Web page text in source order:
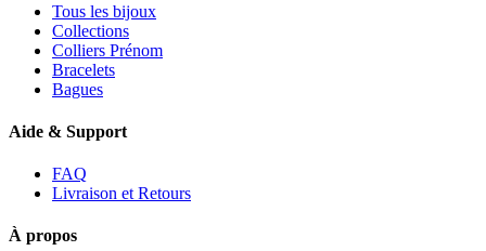
Tous les bijoux
Collections
Colliers Prénom
Bracelets
Bagues
Aide & Support
FAQ
Livraison et Retours
À propos